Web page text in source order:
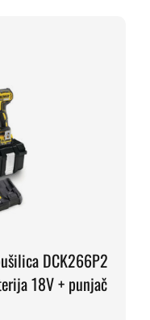
DCK266P2
18V + punjač